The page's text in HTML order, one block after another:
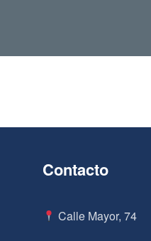
Contacto
Calle Mayor, 74